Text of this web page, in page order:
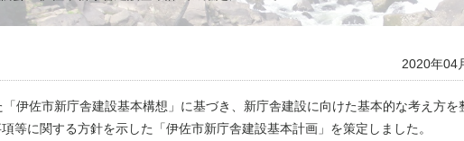
2020年04
伊佐市新庁舎建設基本構想」に基づき、新庁舎建設に向けた基本的な考え方を
等に関する方針を示した「伊佐市新庁舎建設基本計画」を策定しました。